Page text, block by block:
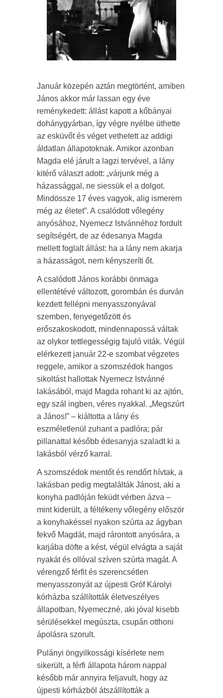
Január közepén aztán megtörtént, amiben
János akkor már lassan egy éve
reménykedett: állást kapott a kőbányai
dohánygyárban, így végre nyélbe üthette
az esküvőt és véget vethetett az addigi
áldatlan állapotoknak. Amikor azonban
Magda elé járult a lagzi tervével, a lány
kitérő választ adott: „várjunk még a
házassággal, ne siessük el a dolgot.
Mindössze 17 éves vagyok, alig ismerem
még az életet”. A csalódott vőlegény
anyósához, Nyemecz Istvánnéhoz fordult
segítségért, de az édesanya Magda
mellett foglalt állást: ha a lány nem akarja
a házasságot, nem kényszeríti őt.
A csalódott János korábbi önmaga
ellentétévé változott, gorombán és durván
kezdett fellépni menyasszonyával
szemben, fenyegetőzött és
erőszakoskodott, mindennapossá váltak
az olykor tettlegességig fajuló viták. Végül
elérkezett január 22-e szombat végzetes
reggele, amikor a szomszédok hangos
sikoltást hallottak Nyemecz Istvánné
lakásából, majd Magda rohant ki az ajtón,
egy szál ingben, véres nyakkal. „Megszúrt
a János!” – kiáltotta a lány és
eszméletlenül zuhant a padlóra; pár
pillanattal később édesanyja szaladt ki a
lakásból vérző karral.
A szomszédok mentőt és rendőrt hívtak, a
lakásban pedig megtalálták Jánost, aki a
konyha padlóján feküdt vérben ázva –
mint kiderült, a féltékeny vőlegény először
a konyhakéssel nyakon szúrta az ágyban
fekvő Magdát, majd rárontott anyósára, a
karjába döfte a kést, végül elvágta a saját
nyakát és ollóval szíven szúrta magát. A
vérengző férfit és szerencsétlen
menyasszonyát az újpesti Gróf Károlyi
kórházba szállították életveszélyes
állapotban, Nyemeczné, aki jóval kisebb
sérülésekkel megúszta, csupán otthoni
ápolásra szorult.
Pulányi öngyilkossági kísérlete nem
sikerült, a férfi állapota három nappal
később már annyira feljavult, hogy az
újpesti kórházból átszállították a